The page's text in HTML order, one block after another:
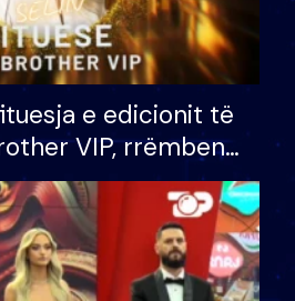
e edicionit të
VIP, rrëmben
prej 100 mijë eurosh